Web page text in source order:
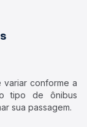
conforme a
tipo de ônibus
sua passagem.